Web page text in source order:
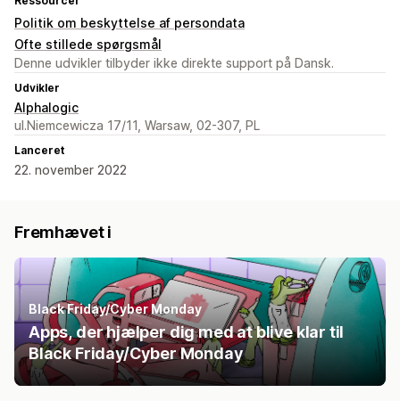
Politik om beskyttelse af persondata
Ofte stillede spørgsmål
Denne udvikler tilbyder ikke direkte support på Dansk.
Udvikler
Alphalogic
ul.Niemcewicza 17/11, Warsaw, 02-307, PL
Lanceret
22. november 2022
Fremhævet i
Black Friday/Cyber Monday
Apps, der hjælper dig med at blive klar til
Black Friday/Cyber Monday